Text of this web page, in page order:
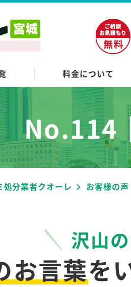
料金について
No.114
分業者クオーレ お客様の声
沢山
お言葉を